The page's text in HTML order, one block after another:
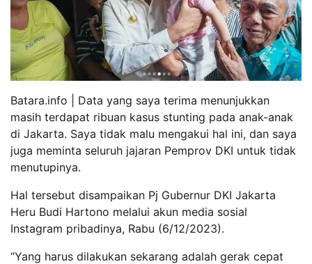
Batara.info | Data yang saya terima menunjukkan
masih terdapat ribuan kasus stunting pada anak-anak
di Jakarta. Saya tidak malu mengakui hal ini, dan saya
juga meminta seluruh jajaran Pemprov DKI untuk tidak
menutupinya.
Hal tersebut disampaikan Pj Gubernur DKI Jakarta
Heru Budi Hartono melalui akun media sosial
Instagram pribadinya, Rabu (6/12/2023).
“Yang harus dilakukan sekarang adalah gerak cepat